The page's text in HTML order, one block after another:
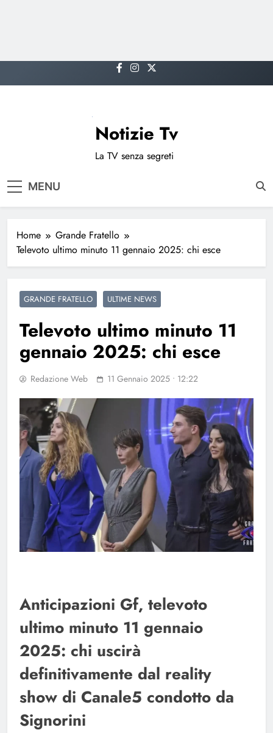
to
Notizie Tv
La TV senza segreti
MENU
Home
Grande Fratello
Televoto ultimo minuto 11 gennaio 2025: chi esce
GRANDE FRATELLO ULTIME NEWS
Televoto ultimo minuto 11
gennaio 2025: chi esce
Redazione Web 11 Gennaio 2025 • 12:22
Anticipazioni Gf, televoto
ultimo minuto 11 gennaio
2025: chi uscirà
definitivamente dal reality
show di Canale5 condotto da
Signorini